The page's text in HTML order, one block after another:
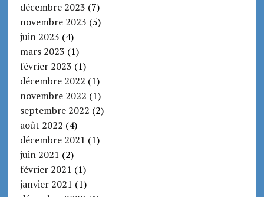
décembre 2023 (7)
novembre 2023 (5)
juin 2023 (4)
mars 2023 (1)
février 2023 (1)
décembre 2022 (1)
novembre 2022 (1)
septembre 2022 (2)
août 2022 (4)
décembre 2021 (1)
juin 2021 (2)
février 2021 (1)
janvier 2021 (1)